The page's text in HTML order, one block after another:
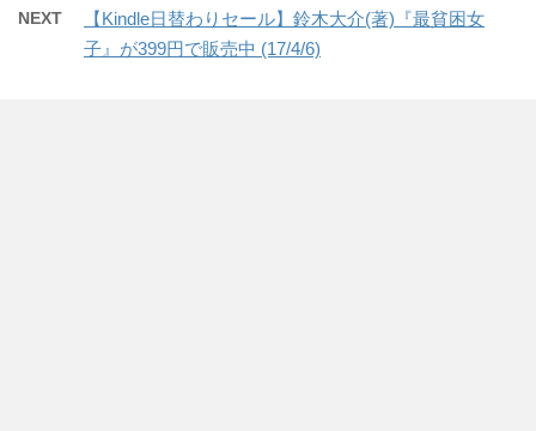
NEXT
【Kindle日替わりセール】鈴木大介(著)『最貧困女
子』が399円で販売中 (17/4/6)